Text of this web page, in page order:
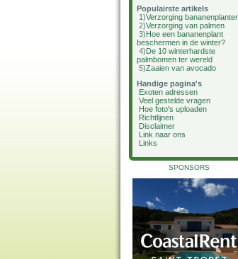
Populairste artikels
1)Verzorging
2)Verzorging van palmen
3)Hoe een bananenplant
beschermen in de winter?
4)De 10 winterhardste
palmbomen ter wereld
5)Zaaien van avocado
Handige pagina's
Exoten adressen
Veel gestelde vragen
Hoe foto's uploaden
Richtlijnen
Disclaimer
Link naar ons
Links
SPONSORS